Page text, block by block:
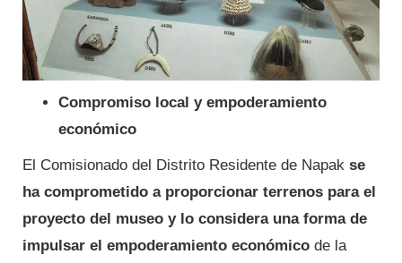
Compromiso local y empoderamiento
económico
El Comisionado del Distrito Residente de Napak se
ha comprometido a proporcionar terrenos para el
proyecto del museo y lo considera una forma de
impulsar el empoderamiento económico de la